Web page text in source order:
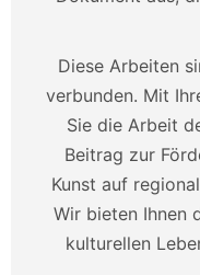
Diese Arbeiten
verbunden. Mit
Sie die Arbeit
Beitrag zur
Kunst auf
Wir bieten Ihnen
kulturellen